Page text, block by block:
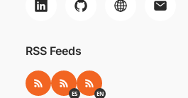
RSS Feeds
RSS RSS ES
ES RSS EN
EN